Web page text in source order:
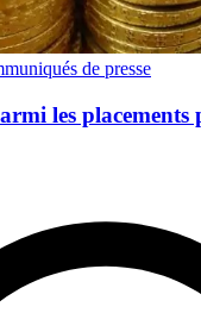
de presse
les placements